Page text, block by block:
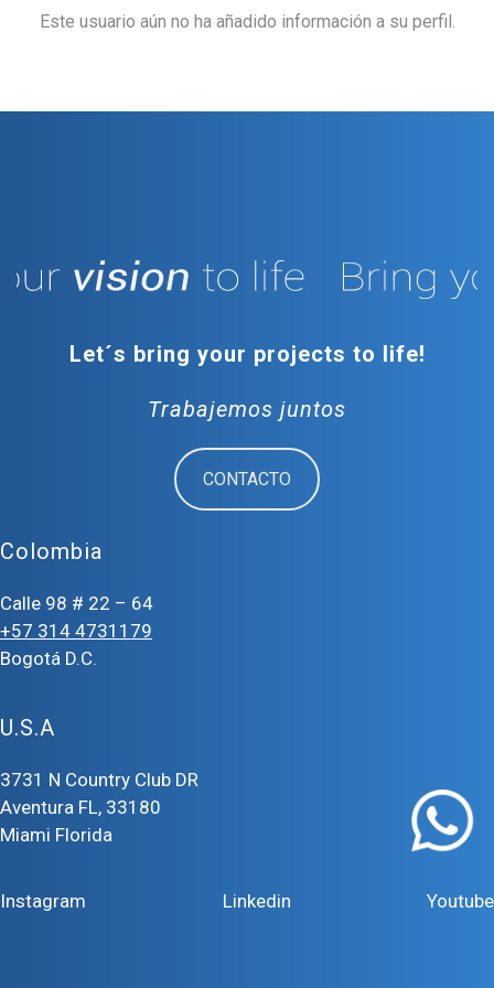
Este usuario aún no ha añadido información a su perfil.
Let´s bring your projects to life!
Trabajemos juntos
CONTACTO
Colombia
Calle 98 # 22 – 64
+57 314 4731179
Bogotá D.C.
U.S.A
3731 N Country Club DR
Aventura FL, 33180
Miami Florida
Instagram Linkedin Youtube